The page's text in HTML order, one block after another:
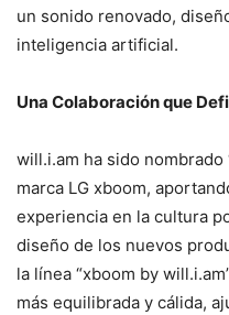
un sonido renovado,
inteligencia artificial.
Una Colaboración que
will.i.am ha sido nombrado
marca LG xboom,
experiencia en la cultura
diseño de los nuevos
la línea “xboom by
más equilibrada y cálida,